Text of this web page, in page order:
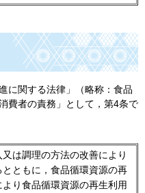
に関する法律」（略称：食品
費者の責務」として，第4条で
は調理の方法の改善により
ともに，食品循環資源の再
り食品循環資源の再生利用